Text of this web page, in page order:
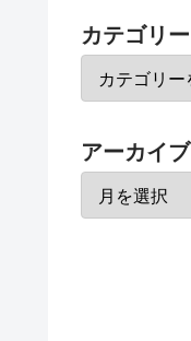
カテゴリー
アーカイブ